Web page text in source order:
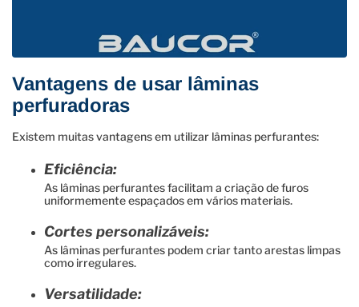
Vantagens de usar lâminas
perfuradoras
Existem muitas vantagens em utilizar lâminas perfurantes:
Eficiência:
As lâminas perfurantes facilitam a criação de furos
uniformemente espaçados em vários materiais.
Cortes personalizáveis:
As lâminas perfurantes podem criar tanto arestas limpas
como irregulares.
Versatilidade: